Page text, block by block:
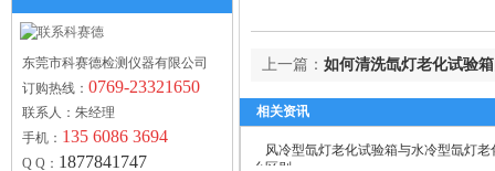
东莞市科赛德检测仪器有限公司
订购热线： 0769-23321650
联系人：朱经理
手机： 135 6086 3694
Q Q： 1877841747
上一篇： 如何清洗氙灯老化试验
相关资讯
风冷型氙灯老化试验箱与水冷型氙灯老
么区别